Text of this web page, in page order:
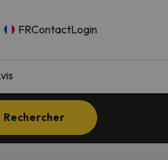
FRContactLogin
Rechercher